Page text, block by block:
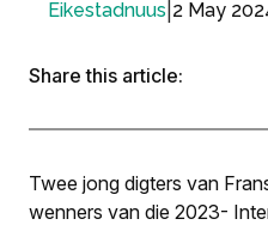
Eikestadnuus 2 May
Share this article:
Twee jong digters van
wenners van die 2023-